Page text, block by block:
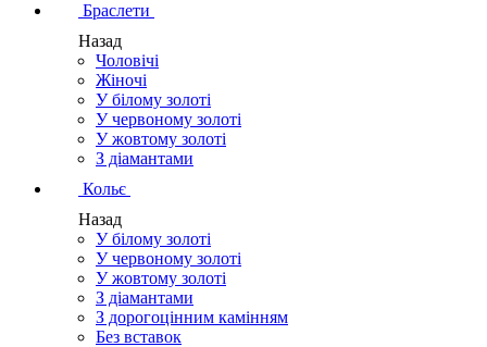
Браслети
Назад
Чоловічі
Жіночі
У білому золоті
У червоному золоті
У жовтому золоті
З діамантами
Кольє
Назад
У білому золоті
У червоному золоті
У жовтому золоті
З діамантами
З дорогоцінним камінням
Без вставок